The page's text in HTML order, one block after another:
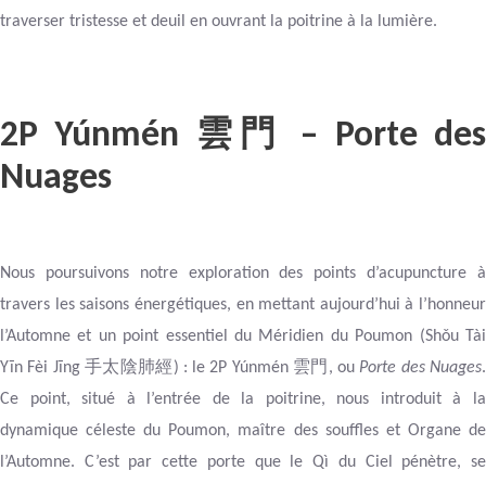
traverser tristesse et deuil en ouvrant la poitrine à la lumière.
2P Yúnmén 雲門
– Porte des
Nuages
Nous poursuivons notre exploration des points d’acupuncture à
travers les saisons énergétiques, en mettant aujourd’hui à l’honneur
l’Automne et un point essentiel du Méridien du Poumon (Shǒu Tài
Yīn Fèi Jīng 手太陰肺經) : le 2P Yúnmén 雲門 , ou Porte des Nuages.
Ce point, situé à l’entrée de la poitrine, nous introduit à la
dynamique céleste du Poumon, maître des souffles et Organe de
l’Automne. C’est par cette porte que le Qì du Ciel pénètre, se